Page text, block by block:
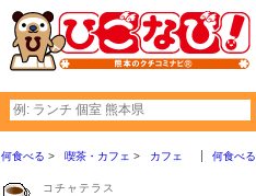
何食べる 喫茶・カフェ カフェ 何食べる
コチャテラス